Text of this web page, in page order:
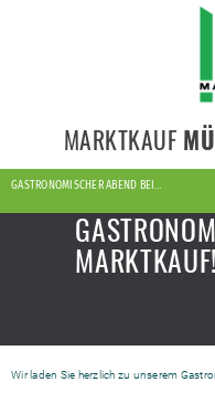
MARKTKAUF
GASTRONOMISCHER ABEND BEI…
MARKTKAUF!
Wir laden Sie herzlich zu unserem